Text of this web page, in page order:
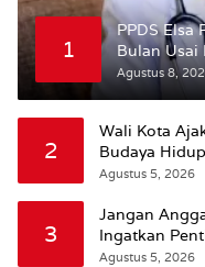
1
PPDS
Bulan Usai
ke Pasien
Agustus 8,
2
Wali Kota
Budaya
Agustus 5, 2026
3
Jangan
Ingatkan
Agustus 5, 2026